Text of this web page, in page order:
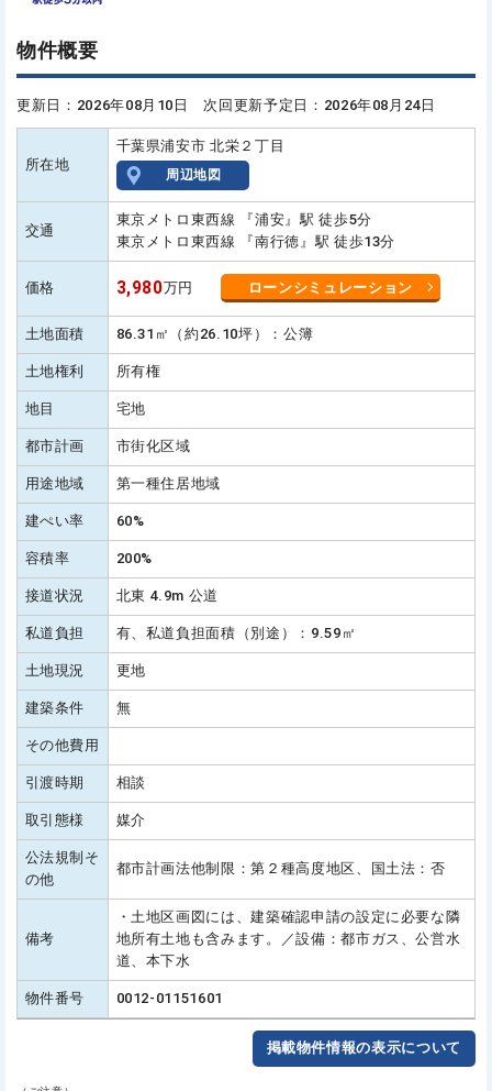
物件概要
更新日：2026年08月10日 次回更新予定日：2026年08月24日
所在地
千葉県浦安市 北栄２丁目
周辺地図
交通
東京メトロ東西線 『浦安』駅 徒歩5分
東京メトロ東西線 『南行徳』駅 徒歩13分
価格 3,980万円 ローンシミュレーション
土地面積 86.31㎡（約26.10坪）：公簿
土地権利 所有権
地目 宅地
都市計画 市街化区域
用途地域 第一種住居地域
建ぺい率 60%
容積率 200%
接道状況 北東 4.9m 公道
私道負担 有、私道負担面積（別途）：9.59㎡
土地現況 更地
建築条件 無
その他費用
引渡時期 相談
取引態様 媒介
公法規制そ
の他
都市計画法他制限：第２種高度地区、国土法：否
備考
・土地区画図には、建築確認申請の設定に必要な隣
地所有土地も含みます。／設備：都市ガス、公営水
道、本下水
物件番号 0012-01151601
掲載物件情報の表示について